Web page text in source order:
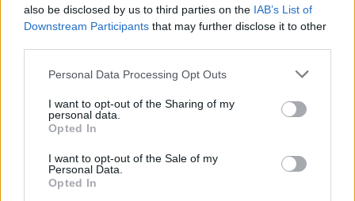
also be disclosed by us to third parties on the IAB’s List of
Downstream Participants that may further disclose it to other
Personal Data Processing Opt Outs
I want to opt-out of the Sharing of my
personal data.
Opted In
I want to opt-out of the Sale of my
Personal Data.
Opted In